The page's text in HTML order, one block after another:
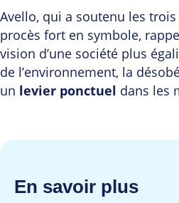
Avello, qui a soutenu les
procès fort en symbole,
vision d’une société plus
de l’environnement, la
un levier ponctuel dans les
En savoir plus